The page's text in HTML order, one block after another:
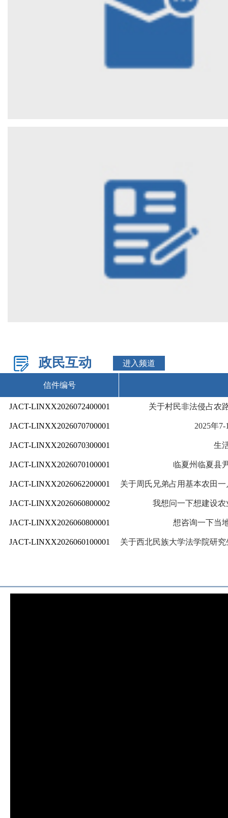
政民互动 进入频道
信件编号
JACT-LINXX2026072400001 关于村民非法侵占农
JACT-LINXX2026070700001 2025年
JACT-LINXX2026070300001 生
JACT-LINXX2026070100001 临夏州临夏县
JACT-LINXX2026062200001 关于周氏兄弟占用基本农田
JACT-LINXX2026060800002 我想问一下想建设
JACT-LINXX2026060800001 想咨询一下当
JACT-LINXX2026060100001 关于西北民族大学法学院研